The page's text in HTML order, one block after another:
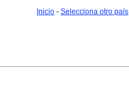
Inicio - Selecciona otro país